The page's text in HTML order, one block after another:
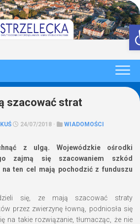
szacować strat
24/07/2018 · WIADOMOŚCI
z ulgą. Wojewódzkie ośrodki
zajmą się szacowaniem szkód
na ten cel mają pochodzić z funduszu
się, ze mają szacować straty
przez zwierzynę łowną, podniosła się
na takie rozwiązanie, tłumacząc, że nie